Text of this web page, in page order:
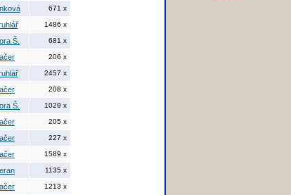
671 x
1486 x
Š. 681 x
206 x
2457 x
208 x
Š. 1029 x
205 x
227 x
1589 x
1135 x
1213 x